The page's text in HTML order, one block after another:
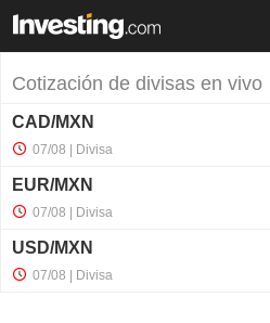
Cotización de divisas en vivo
CAD/MXN
07/08 | Divisa
EUR/MXN
07/08 | Divisa
USD/MXN
07/08 | Divisa